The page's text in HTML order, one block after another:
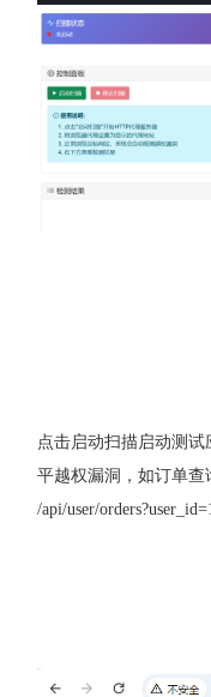
点击启动扫描启动测
平越权漏洞，如订单查
/api/user/